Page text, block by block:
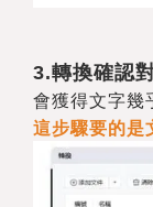
3.轉換確認
會獲得文字幾
這步驟要的是